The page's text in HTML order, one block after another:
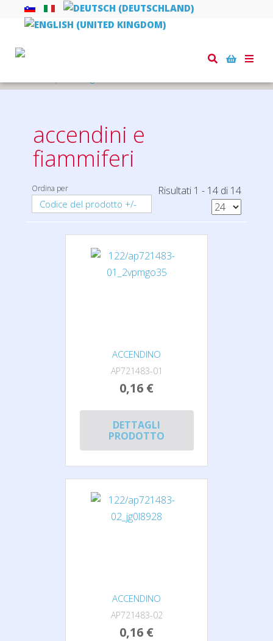
Toggle
accendini e
fiammiferi
Ordina per
Codice del prodotto +/-
Risultati 1 - 14 di 14
ACCENDINO
AP721483-01
0,16 €
DETTAGLI
PRODOTTO
ACCENDINO
AP721483-02
0,16 €